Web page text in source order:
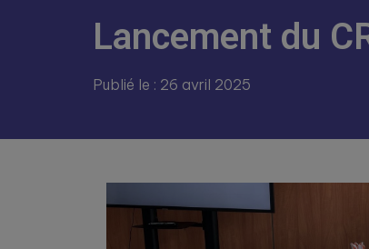
Lancement du
Publié le : 26 avril 2025